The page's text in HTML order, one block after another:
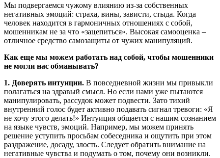
Мы подвергаемся чужому влиянию из-за собственных
негативных эмоций: страха, вины, зависти, стыда. Когда
человек находится в гармоничных отношениях с собой,
мошенникам не за что «зацепиться». Высокая самооценка –
отличное средство самозащиты от чужих манипуляций.
Как еще мы можем работать над собой, чтобы мошенники
не могли нас обманывать?
1. Доверять интуиции. В повседневной жизни мы привыкли
полагаться на здравый смысл. Но если нами уже пытаются
манипулировать, рассудок может подвести. Зато тихий
внутренний голос будет активно подавать сигнал тревоги: «Я
не хочу этого делать!» Интуиция общается с нашим сознанием
на языке чувств, эмоций. Например, мы можем принять
решение уступить просьбам собеседника и ощутить при этом
раздражение, досаду, злость. Следует обратить внимание на
негативные чувства и подумать о том, почему они возникли.